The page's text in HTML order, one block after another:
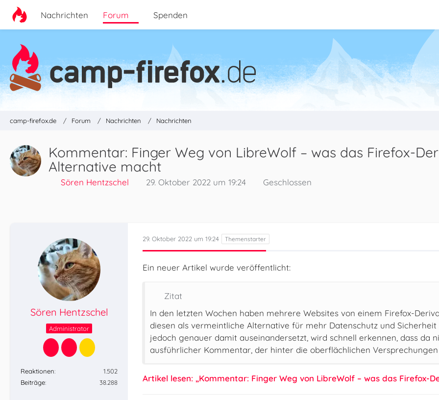
Nachrichten Forum Spenden
camp-firefox.de Forum Nachrichten Nachrichten
Kommentar: Finger Weg von LibreWolf – was das Firefox-
Alternative macht
Sören Hentzschel 29. Oktober 2022 um 19:24 Geschlossen
Sören Hentzschel
Administrator
Reaktionen
1.502
Beiträge
38.288
29. Oktober 2022 um 19:24
Ein neuer Artikel wurde veröffentlicht:
Zitat
In den letzten Wochen haben mehrere Websites von einem Firefox-
diesen als vermeintliche Alternative für mehr Datenschutz und
jedoch genauer damit auseinandersetzt, wird schnell erkennen, dass da
ausführlicher Kommentar, der hinter die oberflächlichen
Artikel lesen: „Kommentar: Finger Weg von LibreWolf – was das